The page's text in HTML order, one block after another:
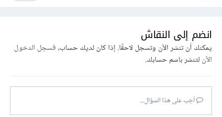
انضم إلى النقاش
يمكنك أن تنشر الآن وتسجل لاحقًا. إذا كان لديك حساب،فسجل الدخول
الآنلتنشر باسم حسابك.
أجب على هذا السؤال...